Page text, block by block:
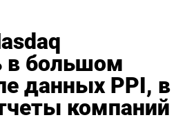
в большом
данных PPI, в
компаний